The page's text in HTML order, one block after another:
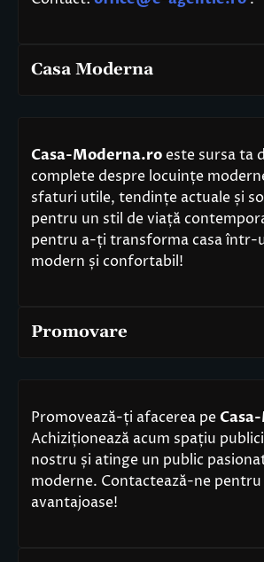
Casa Moderna
Casa-Moderna.roeste sursa ta
complete despre locuințe
sfaturi utile, tendințe actuale și
pentru un stil de viață
pentru a-ți transforma casa într-
modern și confortabil!
Promovare
Promovează-ți afacerea pe
Achiziționează acum spațiu
nostru și atinge un public
moderne. Contactează-ne
avantajoase!